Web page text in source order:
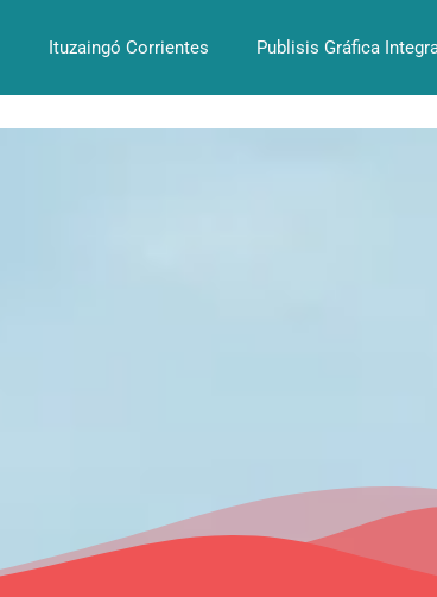
Ituzaingó Corrientes Publisis Gráfica